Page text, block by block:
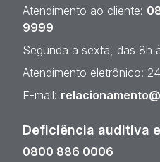
Atendimento ao cliente:
9999
Segunda a sexta, das 8h
Atendimento eletrônico:
E-mail:
Deficiência auditiva
0800 886 0006